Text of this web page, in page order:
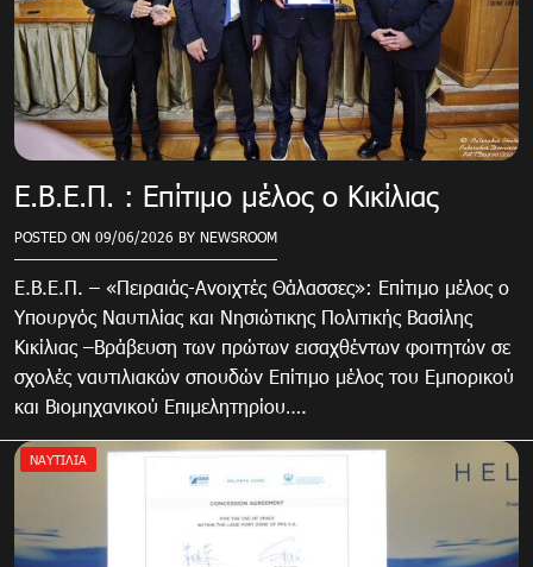
E.Β.Ε.Π. : Επίτιμο μέλος ο Κικίλιας
POSTED ON 09/06/2026 BY NEWSROOM
E.Β.Ε.Π. – «Πειραιάς-Ανοιχτές Θάλασσες»: Επίτιμο μέλος ο
Υπουργός Ναυτιλίας και Νησιώτικης Πολιτικής Βασίλης
Κικίλιας –Βράβευση των πρώτων εισαχθέντων φοιτητών σε
σχολές ναυτιλιακών σπουδών Επίτιμο μέλος του Εμπορικού
και Βιομηχανικού Επιμελητηρίου….
ΝΑΥΤΙΛΙΑ